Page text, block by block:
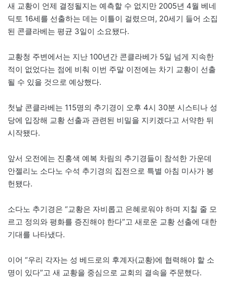
새 교황이 언제 결정될지는 예측할 수 없지만 2005년 4월 베네
딕토 16세를 선출하는 데는 이틀이 걸렸으며, 20세기 들어 소집
된 콘클라베는 평균 3일이 소요됐다.
교황청 주변에서는 지난 100년간 콘클라베가 5일 넘게 지속한
적이 없었다는 점에 비춰 이번 주말 이전에는 차기 교황이 선출
될 수 있을 것으로 예상했다.
첫날 콘클라베는 115명의 추기경이 오후 4시 30분 시스티나 성
당에 입장해 교황 선출과 관련된 비밀을 지키겠다고 서약한 뒤
시작됐다.
앞서 오전에는 진홍색 예복 차림의 추기경들이 참석한 가운데
안젤리노 소다노 수석 추기경의 집전으로 특별 아침 미사가 봉
헌됐다.
소다노 추기경은 “교황은 자비롭고 은혜로워야 하며 지칠 줄 모
르고 정의와 평화를 증진해야 한다”고 새로운 교황 선출에 대한
기대를 나타냈다.
이어 “우리 각자는 성 베드로의 후계자(교황)에 협력해야 할 소
명이 있다”고 새 교황을 중심으로 교회의 결속을 주문했다.